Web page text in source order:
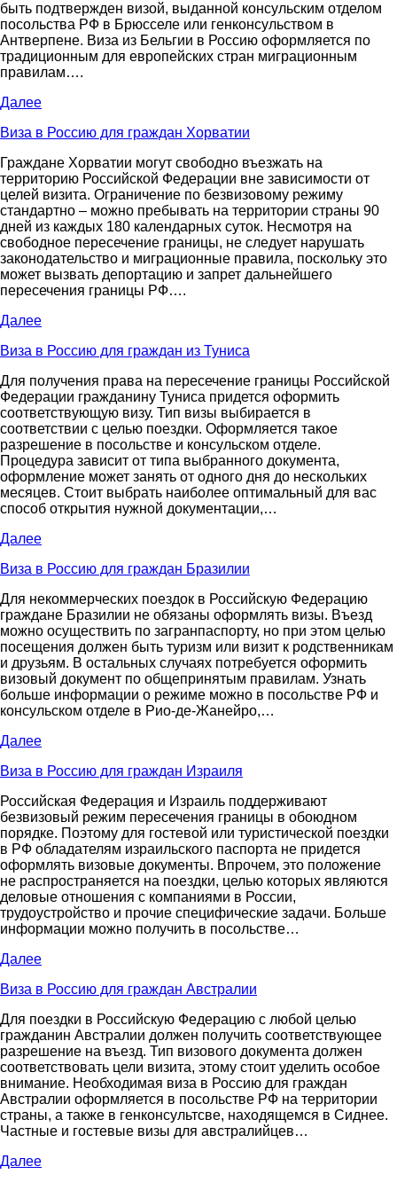
быть подтвержден визой, выданной консульским отделом
посольства РФ в Брюсселе или генконсульством в
Антверпене. Виза из Бельгии в Россию оформляется по
традиционным для европейских стран миграционным
правилам….
Далее
Виза в Россию для граждан Хорватии
Граждане Хорватии могут свободно въезжать на
территорию Российской Федерации вне зависимости от
целей визита. Ограничение по безвизовому режиму
стандартно – можно пребывать на территории страны 90
дней из каждых 180 календарных суток. Несмотря на
свободное пересечение границы, не следует нарушать
законодательство и миграционные правила, поскольку это
может вызвать депортацию и запрет дальнейшего
пересечения границы РФ….
Далее
Виза в Россию для граждан из Туниса
Для получения права на пересечение границы Российской
Федерации гражданину Туниса придется оформить
соответствующую визу. Тип визы выбирается в
соответствии с целью поездки. Оформляется такое
разрешение в посольстве и консульском отделе.
Процедура зависит от типа выбранного документа,
оформление может занять от одного дня до нескольких
месяцев. Стоит выбрать наиболее оптимальный для вас
способ открытия нужной документации,…
Далее
Виза в Россию для граждан Бразилии
Для некоммерческих поездок в Российскую Федерацию
граждане Бразилии не обязаны оформлять визы. Въезд
можно осуществить по загранпаспорту, но при этом целью
посещения должен быть туризм или визит к родственникам
и друзьям. В остальных случаях потребуется оформить
визовый документ по общепринятым правилам. Узнать
больше информации о режиме можно в посольстве РФ и
консульском отделе в Рио-де-Жанейро,…
Далее
Виза в Россию для граждан Израиля
Российская Федерация и Израиль поддерживают
безвизовый режим пересечения границы в обоюдном
порядке. Поэтому для гостевой или туристической поездки
в РФ обладателям израильского паспорта не придется
оформлять визовые документы. Впрочем, это положение
не распространяется на поездки, целью которых являются
деловые отношения с компаниями в России,
трудоустройство и прочие специфические задачи. Больше
информации можно получить в посольстве…
Далее
Виза в Россию для граждан Австралии
Для поездки в Российскую Федерацию с любой целью
гражданин Австралии должен получить соответствующее
разрешение на въезд. Тип визового документа должен
соответствовать цели визита, этому стоит уделить особое
внимание. Необходимая виза в Россию для граждан
Австралии оформляется в посольстве РФ на территории
страны, а также в генконсультсве, находящемся в Сиднее.
Частные и гостевые визы для австралийцев…
Далее